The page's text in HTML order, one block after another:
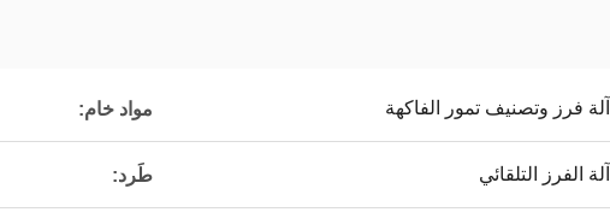
آلة فرز وتصنيف تمور الفاكهة مواد خام:
آلة الفرز التلقائي طَرد: